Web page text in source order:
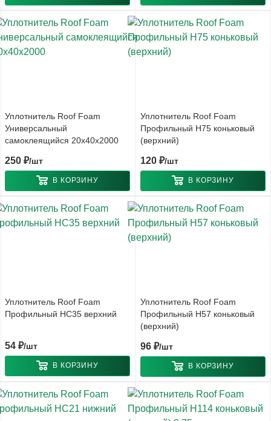
Уплотнитель Roof Foam
Универсальный
самоклеящийся 20x40x2000
250 ₽/шт
В КОРЗИНУ
Уплотнитель Roof Foam
Профильный Н75 коньковый
(верхний)
120 ₽/шт
В КОРЗИНУ
Уплотнитель Roof Foam
Профильный НС35 верхний
54 ₽/шт
В КОРЗИНУ
Уплотнитель Roof Foam
Профильный Н57 коньковый
(верхний)
96 ₽/шт
В КОРЗИНУ